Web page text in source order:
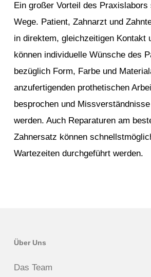
Ein großer Vorteil des
Wege. Patient, Zahnarzt und
in direktem, gleichzeitigen Kontakt
können individuelle Wünsche des
bezüglich Form, Farbe und
anzufertigenden prothetischen
besprochen und
werden. Auch Reparaturen am
Zahnersatz können
Wartezeiten durchgeführt werden.
Über Uns
Das Team